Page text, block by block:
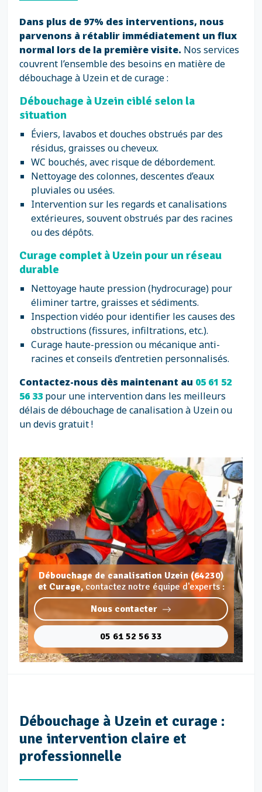
Dans plus de 97% des interventions, nous
parvenons à rétablir immédiatement un flux
normal lors de la première visite. Nos services
couvrent l’ensemble des besoins en matière de
débouchage à Uzein et de curage :
Débouchage à Uzein ciblé selon la
situation
Éviers, lavabos et douches obstrués par des
résidus, graisses ou cheveux.
WC bouchés, avec risque de débordement.
Nettoyage des colonnes, descentes d’eaux
pluviales ou usées.
Intervention sur les regards et canalisations
extérieures, souvent obstrués par des racines
ou des dépôts.
Curage complet à Uzein pour un réseau
durable
Nettoyage haute pression (hydrocurage) pour
éliminer tartre, graisses et sédiments.
Inspection vidéo pour identifier les causes des
obstructions (fissures, infiltrations, etc.).
Curage haute-pression ou mécanique anti-
racines et conseils d’entretien personnalisés.
Contactez-nous dès maintenant au 05 61 52
56 33 pour une intervention dans les meilleurs
délais de débouchage de canalisation à Uzein ou
un devis gratuit !
Débouchage de canalisation Uzein (64230)
et Curage, contactez notre équipe d'experts :
Nous contacter
05 61 52 56 33
Débouchage à Uzein et curage :
une intervention claire et
professionnelle